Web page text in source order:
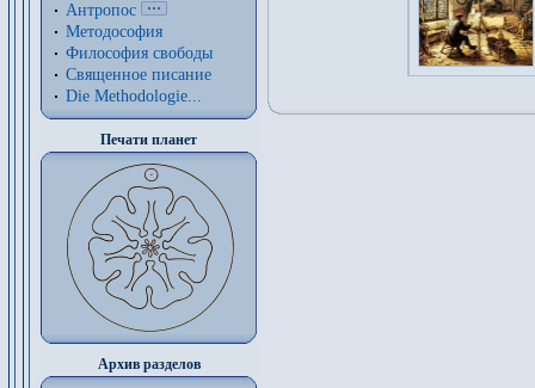
Антропос
Методософия
Философия cвободы
Священное писание
Die Methodologie...
Печати планет
Архив разделов